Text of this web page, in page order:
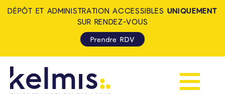
Afficher la
DÉPÔT ET ADMINISTRATION ACCESSIBLES UNIQUEMENT
SUR RENDEZ-VOUS
Prendre RDV